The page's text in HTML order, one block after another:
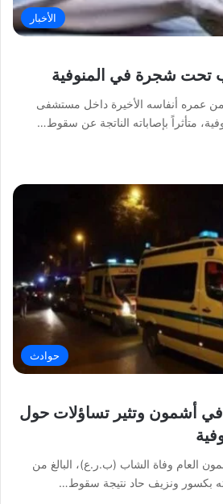
الأخبار
تحت شجرة في المنوفية
عمره أنفاسه الأخيرة داخل مستشفى
متأثراً بإصاباته الناتجة عن سقوط…
حوادث
أشمون وتثير تساؤلات حول
العام وفاة الشاب (ب.ر.ع)، البالغ من